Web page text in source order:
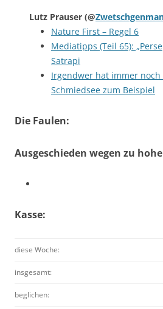
Lutz Prauser (@
Nature First – Regel 6
Mediatipps (Teil 65):
Satrapi
Irgendwer hat immer noch
Schmiedsee zum Beispiel
Die Faulen:
Ausgeschieden wegen zu
Kasse:
diese Woche:
insgesamt:
beglichen: